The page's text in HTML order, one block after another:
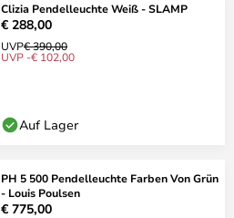
Clizia Pendelleuchte Weiß - SLAMP
€ 288,00
UVP€ 390,00
UVP -€ 102,00
Auf Lager
PH 5 500 Pendelleuchte Farben Von Grün
- Louis Poulsen
€ 775,00